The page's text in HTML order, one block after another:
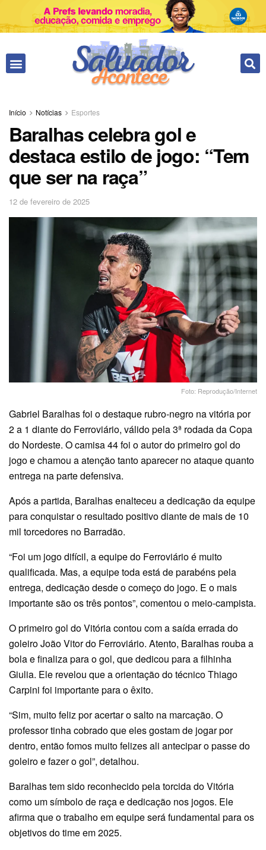
Início Notícias Esportes
Baralhas celebra gol e
destaca estilo de jogo: “Tem
que ser na raça”
12 de fevereiro de 2025
Foto: Reprodução/Internet
Gabriel Baralhas foi o destaque rubro-negro na vitória por
2 a 1 diante do Ferroviário, válido pela 3ª rodada da Copa
do Nordeste. O camisa 44 foi o autor do primeiro gol do
jogo e chamou a atenção tanto aparecer no ataque quanto
entrega na parte defensiva.
Após a partida, Baralhas enalteceu a dedicação da equipe
para conquistar o resultado positivo diante de mais de 10
mil torcedores no Barradão.
“Foi um jogo difícil, a equipe do Ferroviário é muito
qualificada. Mas, a equipe toda está de parabéns pela
entrega, dedicação desde o começo do jogo. E o mais
importante são os três pontos”, comentou o meio-campista.
O primeiro gol do Vitória contou com a saída errada do
goleiro João Vitor do Ferroviário. Atento, Baralhas rouba a
bola e finaliza para o gol, que dedicou para a filhinha
Giulia. Ele revelou que a orientação do técnico Thiago
Carpini foi importante para o êxito.
“Sim, muito feliz por acertar o salto na marcação. O
professor tinha cobrado que eles gostam de jogar por
dentro, então fomos muito felizes ali antecipar o passe do
goleiro e fazer o gol”, detalhou.
Baralhas tem sido reconhecido pela torcida do Vitória
como um símbolo de raça e dedicação nos jogos. Ele
afirma que o trabalho em equipe será fundamental para os
objetivos do time em 2025.